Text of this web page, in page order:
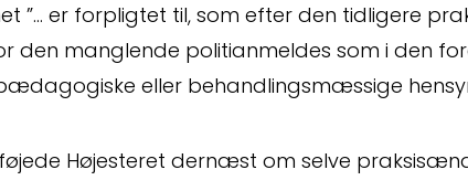
”… er forpligtet til, som efter den tidligere
den manglende politianmeldes som i den
eller behandlingsmæssige
Højesteret dernæst om selve